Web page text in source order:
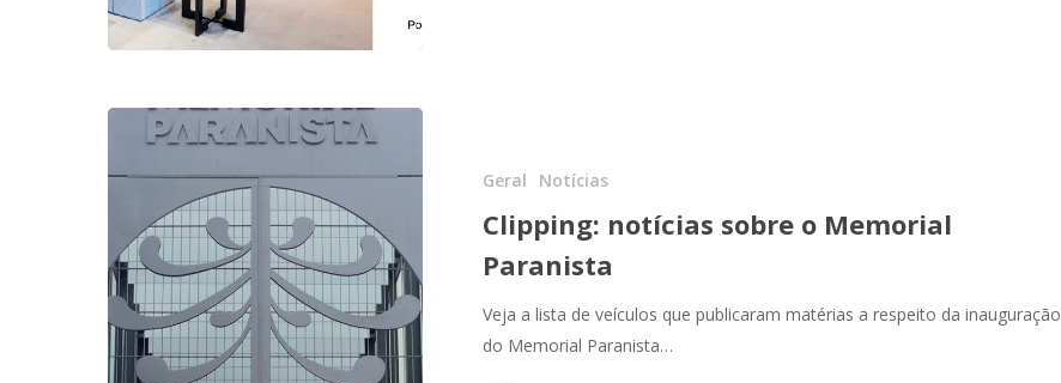
Geral Notícias
Clipping: notícias sobre o Memorial
Paranista
Veja a lista de veículos que publicaram matérias a respeito da inauguração
do Memorial Paranista…